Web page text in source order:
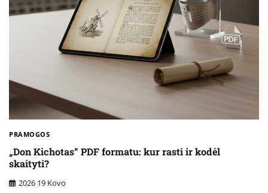
PRAMOGOS
„Don Kichotas“ PDF formatu: kur rasti ir kodėl
skaityti?
2026 19 Kovo